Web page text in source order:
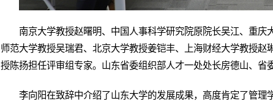
南京大学教授赵曙明、中国人事科学研究院原院长吴江、重
师范大学教授吴瑞君、北京大学教授姜铠丰、上海财经大学教授
授陈扬担任评审组专家。山东省委组织部人才一处处长房德山、省
李向阳在致辞中介绍了山东大学的发展成果，高度肯定了管